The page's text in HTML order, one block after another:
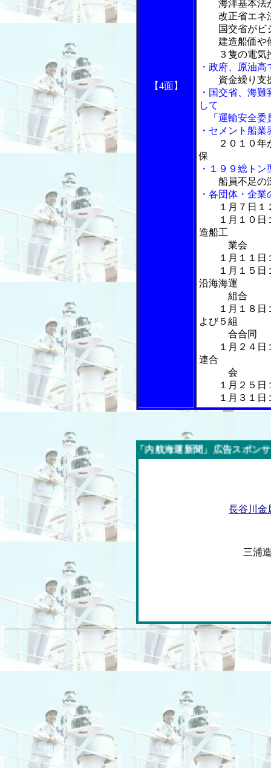
【4面】
海洋基本法
改正省エネ
国交省がビジ
建造船価や
３隻の電気推
・政府、原油
資金繰り支
・国交省、海
して
「運輸安全委
・セメント船
２０１０
保
・１９９総ト
船員不足の
・各団体・企
１月７日
１月１０日１
造船工
業会
１月１１日１
１月１５日１
沿海海運
組合
１月１８日１
よび５組
合合同
１月２４日１
連合
会
１月２５日１
１月３１日
今週の「内航海運新聞」広告スポンサー企業
長谷川金
三浦